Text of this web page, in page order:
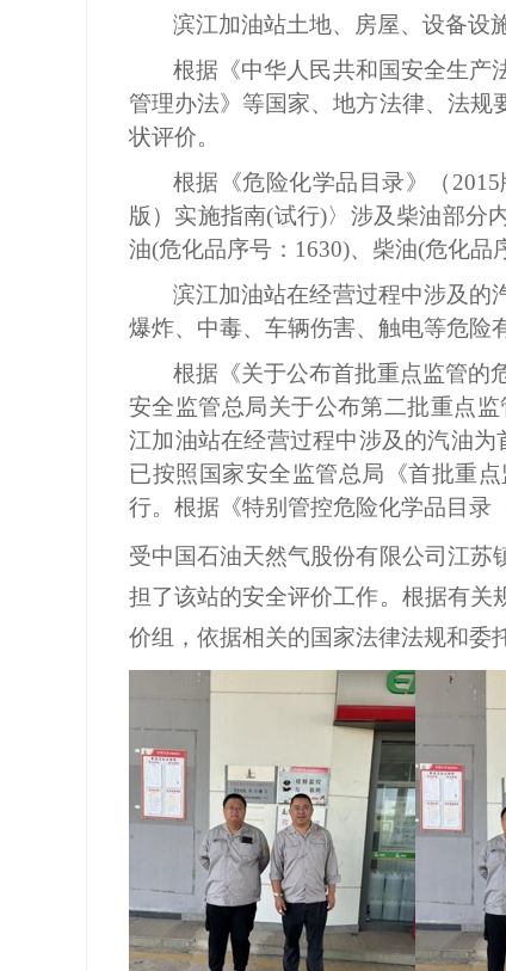
滨江加油站土地、房屋、设备设
根据《中华人民共和国安全生产
管理办法》等国家、地方法律、法规
状评价。
根据《危险化学品目录》（
版）实施指南(试行)〉涉及柴油部分
油(危化品序号：1630)、柴油(危化品
滨江加油站在经营过程中涉及的
爆炸、中毒、车辆伤害、触电等危险
根据 《关于公布首批重点监管
安全监管总局关于公布第二批重点
江加油站在经营过程中涉及的汽油为
已按照国家安全监管总局《首批重
行。 根据《特别管控危险化学品目录
受中国石油天然气股份有限公司江苏
担了该站的安全评价工作。根据有关
价组，依据相关的国家法律法规和委